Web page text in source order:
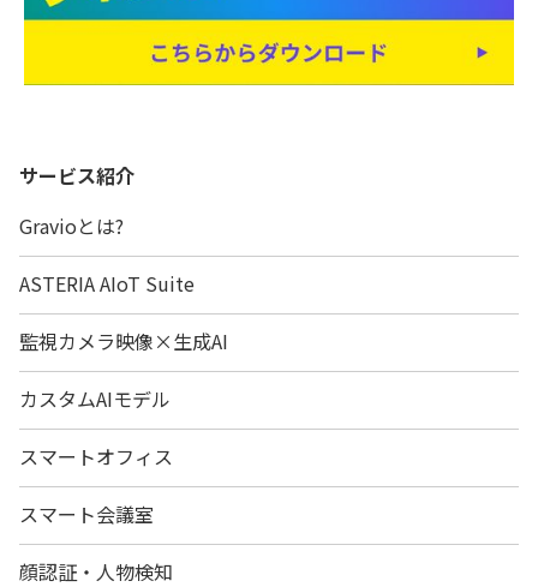
サービス紹介
Gravioとは?
ASTERIA AIoT Suite
監視カメラ映像×生成AI
カスタムAIモデル
スマートオフィス
スマート会議室
顔認証・人物検知